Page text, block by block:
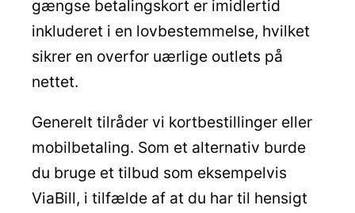
gængse betalingskort er imidlertid
inkluderet i en lovbestemmelse, hvilket
sikrer en overfor uærlige outlets på
nettet.
Generelt tilråder vi kortbestillinger eller
mobilbetaling. Som et alternativ burde
du bruge et tilbud som eksempelvis
ViaBill, i tilfælde af at du har til hensigt